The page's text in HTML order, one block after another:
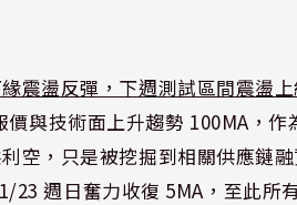
震盪反彈，下週測試區間震盪
價與技術面上升趨勢 100MA，
空，只是被挖掘到相關供應鏈
23 週日奮力收復 5MA，至此所